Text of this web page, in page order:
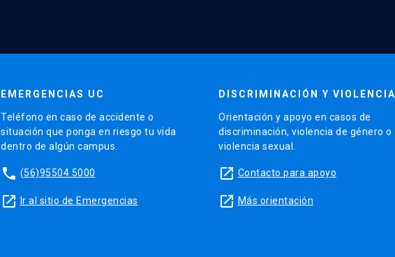
EMERGENCIAS UC
Teléfono en caso de accidente o
situación que ponga en riesgo tu vida
dentro de algún campus.
phone (56)95504 5000
launch Ir al sitio de Emergencias
DISCRIMINACIÓN Y VIOLENCIA
Orientación y apoyo en casos de
discriminación, violencia de género o
violencia sexual.
launch Contacto para apoyo
launch Más orientación